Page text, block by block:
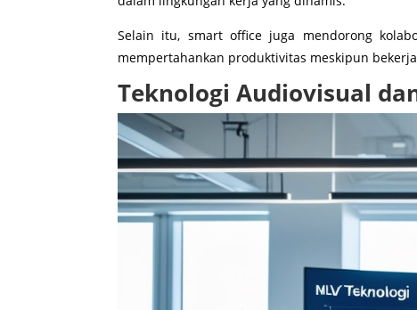
Selain itu, smart office juga mendorong
mempertahankan produktivitas meskipun
Teknologi Audiovisual